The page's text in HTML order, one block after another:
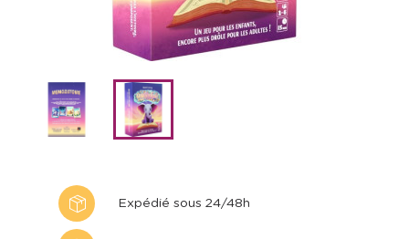
Expédié sous 24/48h